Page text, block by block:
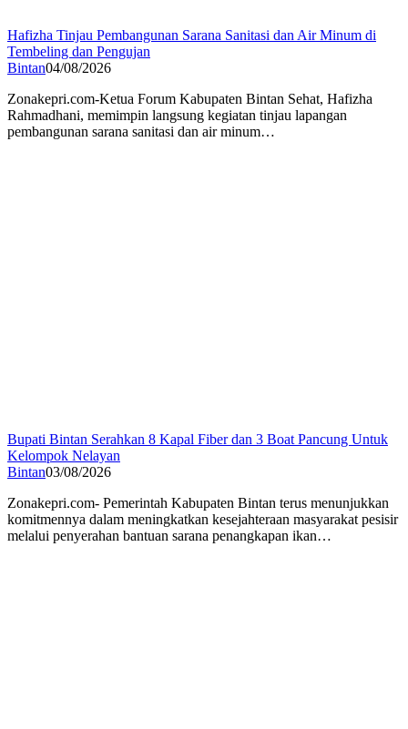
Hafizha Tinjau Pembangunan Sarana Sanitasi dan Air Minum di
Tembeling dan Pengujan
Bintan04/08/2026
Zonakepri.com-Ketua Forum Kabupaten Bintan Sehat, Hafizha
Rahmadhani, memimpin langsung kegiatan tinjau lapangan
pembangunan sarana sanitasi dan air minum…
Bupati Bintan Serahkan 8 Kapal Fiber dan 3 Boat Pancung Untuk
Kelompok Nelayan
Bintan03/08/2026
Zonakepri.com- Pemerintah Kabupaten Bintan terus menunjukkan
komitmennya dalam meningkatkan kesejahteraan masyarakat pesisir
melalui penyerahan bantuan sarana penangkapan ikan…